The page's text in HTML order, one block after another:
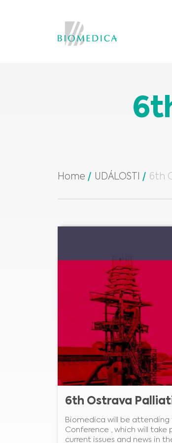
Home UDÁLOSTI 6th
6th Ostrava
Biomedica will be attending
Conference , which will take
current issues and news in